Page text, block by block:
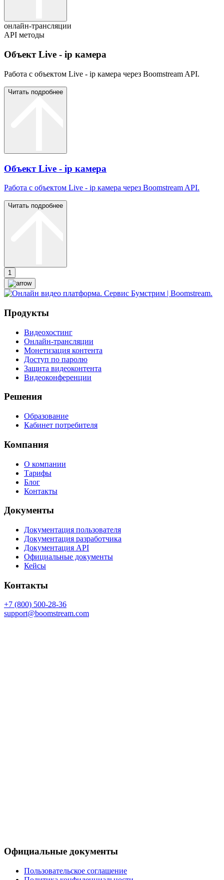
онлайн-трансляции
API методы
Объект Live - ip камера
Работа с объектом Live - ip камера через Boomstream API.
Читать подробнее
Объект Live - ip камера
Работа с объектом Live - ip камера через Boomstream API.
Читать подробнее
1
Продукты
Видеохостинг
Онлайн-трансляции
Монетизация контента
Доступ по паролю
Защита видеоконтента
Видеоконференции
Решения
Образование
Кабинет потребителя
Компания
О компании
Тарифы
Блог
Контакты
Документы
Документация пользователя
Документация разработчика
Документация API
Официальные документы
Кейсы
Контакты
+7 (800) 500-28-36
support@boomstream.com
Официальные документы
Пользовательское соглашение